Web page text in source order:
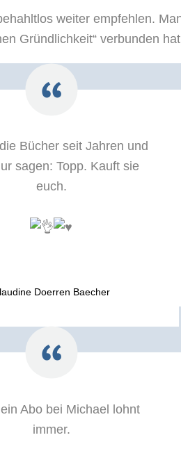
weiter empfehlen.
Gründlichkeit“ verbunden
Bücher seit Jahren und
sagen: Topp. Kauft sie
euch.
Doerren Baecher
Abo bei Michael lohnt
immer.